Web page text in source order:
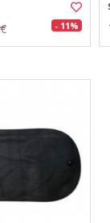
- 11%